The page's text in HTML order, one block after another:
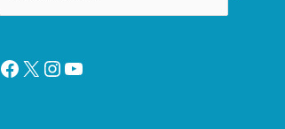
Facebook
X Instagram
YouTube